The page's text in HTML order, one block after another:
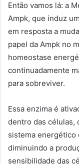
Então vamos lá: a
Ampk, que induz
em resposta a
papel da Ampk no
homeostase
continuadamente
para sobreviver.
Essa enzima é
dentro das células,
sistema energético
diminuindo a
sensibilidade das